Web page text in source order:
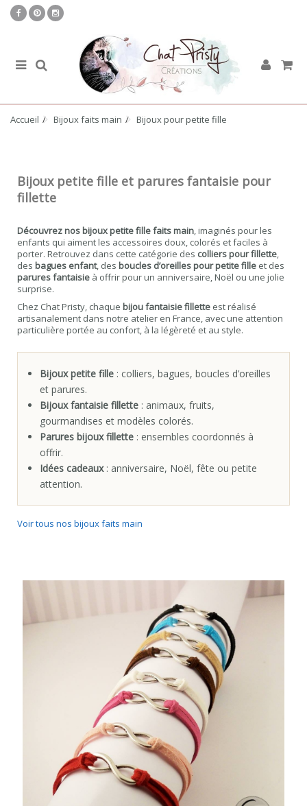
Accueil Bijoux faits main Bijoux pour petite fille
Bijoux petite fille et parures fantaisie pour
fillette
Découvrez nos bijoux petite fille faits main, imaginés pour les
enfants qui aiment les accessoires doux, colorés et faciles à
porter. Retrouvez dans cette catégorie des colliers pour fillette,
des bagues enfant, des boucles d’oreilles pour petite fille et des
parures fantaisie à offrir pour un anniversaire, Noël ou une jolie
surprise.
Chez Chat Pristy, chaque bijou fantaisie fillette est réalisé
artisanalement dans notre atelier en France, avec une attention
particulière portée au confort, à la légèreté et au style.
Bijoux petite fille : colliers, bagues, boucles d’oreilles
et parures.
Bijoux fantaisie fillette : animaux, fruits,
gourmandises et modèles colorés.
Parures bijoux fillette : ensembles coordonnés à
offrir.
Idées cadeaux: anniversaire, Noël, fête ou petite
attention.
Voir tous nos bijoux faits main